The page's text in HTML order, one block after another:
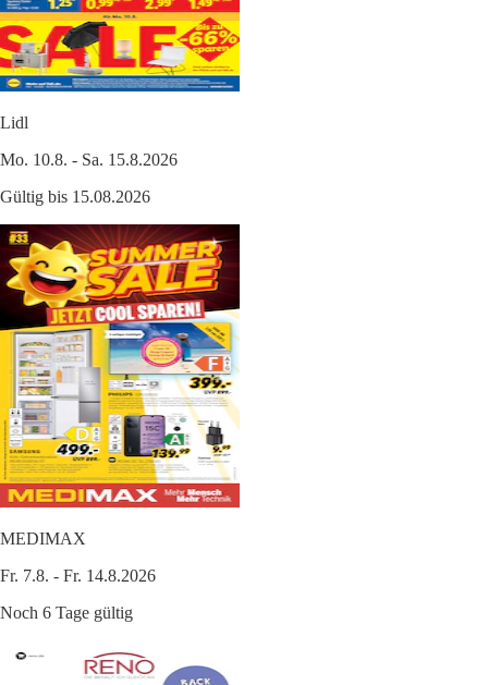
Lidl
Mo. 10.8. - Sa. 15.8.2026
Gültig bis 15.08.2026
MEDIMAX
Fr. 7.8. - Fr. 14.8.2026
Noch 6 Tage gültig